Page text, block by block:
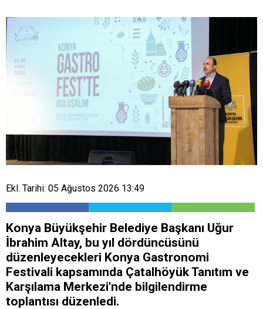
Ekl. Tarihi: 05 Ağustos 2026 13:49
Konya Büyükşehir Belediye Başkanı Uğur
İbrahim Altay, bu yıl dördüncüsünü
düzenleyecekleri Konya Gastronomi
Festivali kapsamında Çatalhöyük Tanıtım ve
Karşılama Merkezi'nde bilgilendirme
toplantısı düzenledi.